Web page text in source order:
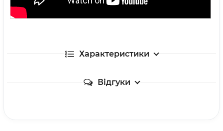
Характеристики
Відгуки